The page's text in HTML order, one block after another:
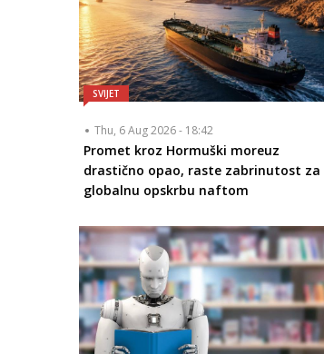
SVIJET
Thu, 6 Aug 2026 - 18:42
Promet kroz Hormuški moreuz
drastično opao, raste zabrinutost za
globalnu opskrbu naftom